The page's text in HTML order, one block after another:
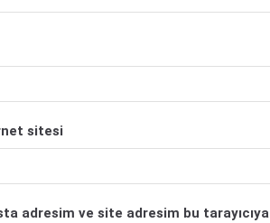
sitesi
adresim ve site adresim bu tarayıcıya